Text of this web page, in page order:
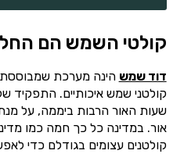
קולטי השמש הם
דוד שמש הינה מערכת
קולטני שמש איכותיים. התפקיד
שעות האור הרבות ביממה, על
אור. במדינה כל כך חמה כמו
קולטנים עצומים בגודלם כדי